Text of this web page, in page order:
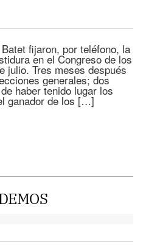
fijaron, por teléfono, la
en el Congreso de los
julio. Tres meses después
generales; dos
haber tenido lugar los
ganador de los […]